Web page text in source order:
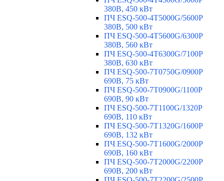
380В, 450 кВт
ПЧ ESQ-500-4T5000G/5600P
380В, 500 кВт
ПЧ ESQ-500-4T5600G/6300P
380В, 560 кВт
ПЧ ESQ-500-4T6300G/7100P
380В, 630 кВт
ПЧ ESQ-500-7T0750G/0900P
690В, 75 кВт
ПЧ ESQ-500-7T0900G/1100P
690В, 90 кВт
ПЧ ESQ-500-7T1100G/1320P
690В, 110 кВт
ПЧ ESQ-500-7T1320G/1600P
690В, 132 кВт
ПЧ ESQ-500-7T1600G/2000P
690В, 160 кВт
ПЧ ESQ-500-7T2000G/2200P
690В, 200 кВт